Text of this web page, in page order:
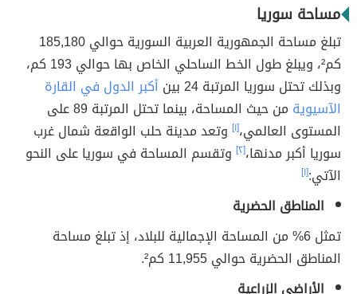
مساحة سوريا
تبلغ مساحة الجمهورية العربية السورية حوالي 185,180
كم²، ويبلغ طول الخط الساحلي الخاص بها حوالي 193 كم،
وبذلك تحتل سوريا المرتبة 24 بين
أكبر الدول في القارة
الآسيوية
من حيث المساحة، بينما تحتل المرتبة 89 على
المستوى العالمي،[١] وتعد مدينة حلب الواقعة شمال غرب
سوريا أكبر مدنها،[٢]
وتقسم المساحة في سوريا على النحو
الآتي:[١]
المناطق الحضرية
تمثل 6% من المساحة الإجمالية للبلاد، إذ تبلغ مساحة
المناطق الحضرية حوالي 11,955 كم².
الأراضي الزراعية